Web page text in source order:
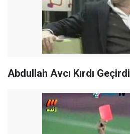
Abdullah Avcı Kırdı Geçirdi